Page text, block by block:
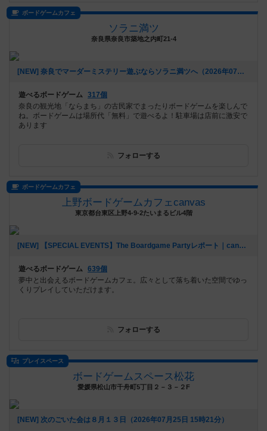
ボードゲームカフェ
ソラニ満ツ
奈良県奈良市築地之内町21-4
[NEW] 奈良でマーダーミステリー遊ぶならソラニ満ツへ（2026年07月26日 15時04分）
遊べるボードゲーム 317個
奈良の観光地「ならまち」の古民家でまったりボードゲームを楽しんで
ね。ボードゲームは場所代「無料」で遊べるよ！駐車場は店前に激安で
あります
フォローする
ボードゲームカフェ
上野ボードゲームカフェcanvas
東京都台東区上野4-9-2たいまるビル4階
[NEW] 【SPECIAL EVENTS】The Boardgame Partyレポート｜canvas Girl's Day｜2026/7/24（2026年07月25日 22時12分）
遊べるボードゲーム 639個
夢中と出会えるボードゲームカフェ。広々として落ち着いた空間でゆっ
くりプレイしていただけます。
フォローする
プレイスペース
ボードゲームスペース松花
愛媛県松山市千舟町5丁目２－３－２F
[NEW] 次のごいた会は８月１３日（2026年07月25日 15時21分）